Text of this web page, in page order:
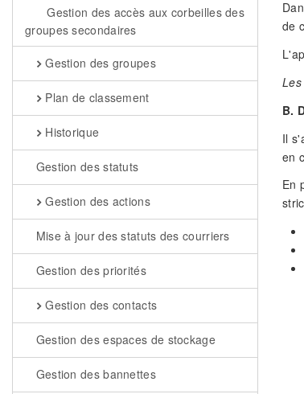
Gestion des accès aux corbeilles des
groupes secondaires
Gestion des groupes
Plan de classement
Historique
Gestion des statuts
Gestion des actions
Mise à jour des statuts des courriers
Gestion des priorités
Gestion des contacts
Gestion des espaces de stockage
Gestion des bannettes
de
B.
Il
en
En